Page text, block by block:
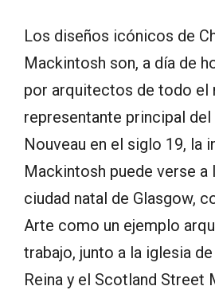
Los diseños icónicos de
Mackintosh son, a día de
por arquitectos de todo el
representante principal
Nouveau en el siglo 19, la
Mackintosh puede verse a
ciudad natal de Glasgow,
Arte como un ejemplo
trabajo, junto a la iglesia
Reina y el Scotland Street